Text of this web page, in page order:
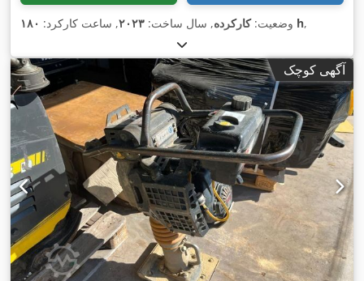
وضعیت:کارکرده, سال ساخت: ۲۰۲۳, ساعت کارکرد: ۱۸۰ h,
آگهی کوچک